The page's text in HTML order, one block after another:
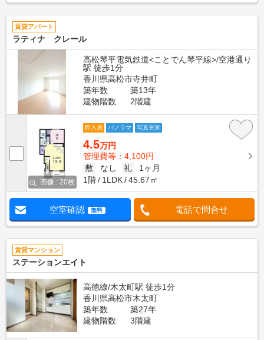
賃貸アパート
ラティナ クレール
高松琴平電気鉄道<ことでん琴平線>/空港通り
駅 徒歩1分
香川県高松市寺井町
築年数
築13年
建物階数
2階建
画像 : 20枚
即入居 パノラマ 写真充実
4.5万円
管理費等：4,100円
敷
なし 礼
1ヶ月
1階
1LDK 45.67㎡
空室確認 無料 電話で問合せ
賃貸マンション
ステーションエイト
高徳線/木太町駅 徒歩1分
香川県高松市木太町
築年数
築27年
建物階数
3階建